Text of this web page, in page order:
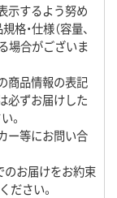
示するよう努め
・仕様（容量、
場合がございま
商品情報の表記
必ずお届けした
。
ー等にお問い合
のお届けをお約束
ださい。